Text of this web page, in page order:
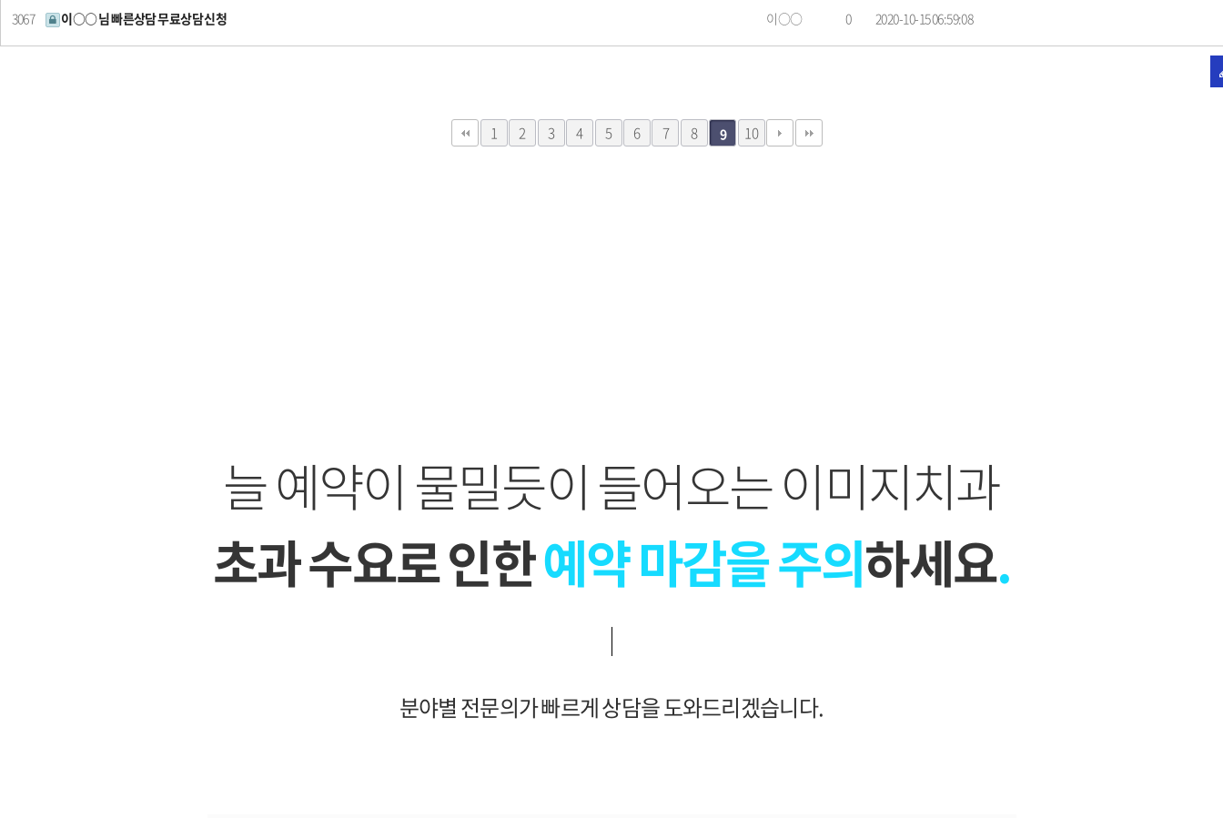
3067 이○○ 님 빠른상담 무료상담 신청 이○○ 0 2020-10-15 06:59:08
1 2 3 4 5 6 7 8 9 10
늘 예약이 물밀듯이 들어오는 이미지치과
초과 수요로 인한예약 마감을 주의하세요.
분야별 전문의가 빠르게 상담을 도와드리겠습니다.